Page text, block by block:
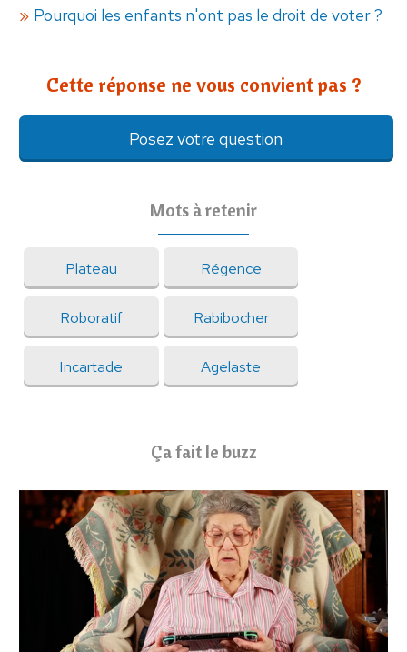
Pourquoi les enfants n'ont pas le droit de voter ?
Cette réponse ne vous convient pas ?
Posez votre question
Mots à retenir
Plateau Régence
Roboratif Rabibocher
Incartade Agelaste
Ça fait le buzz